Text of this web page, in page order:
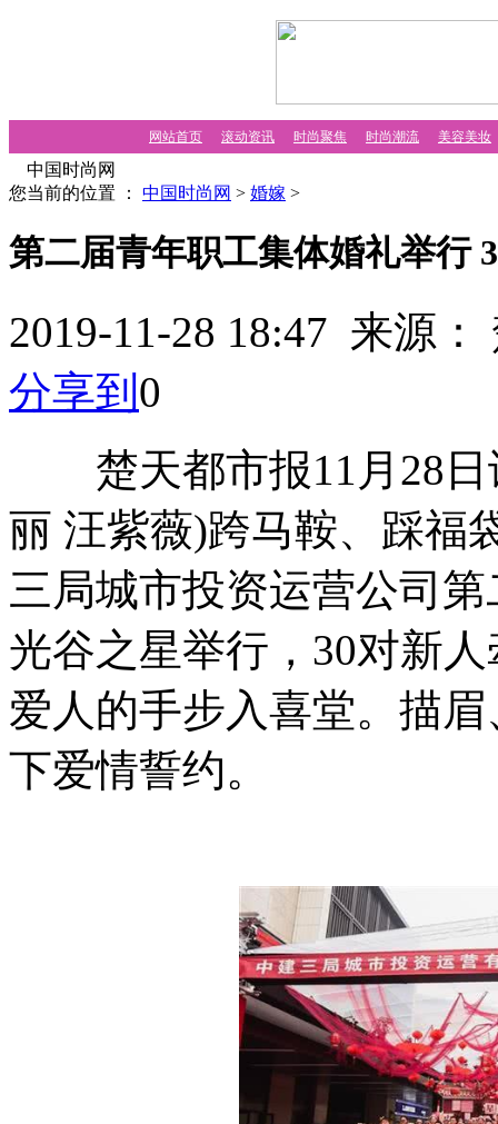
网站首页 滚动资讯 时尚聚焦 时尚潮流 美容美妆
中国时尚网
您当前的位置 ： 中国时尚网 > 婚嫁 >
第二届青年职工集体婚礼举行
2019-11-28 18:47 来源
分享到 0
楚天都市报11月28日
丽 汪紫薇)跨马鞍、踩
三局城市投资运营公司
光谷之星举行，30对新
爱人的手步入喜堂。描
下爱情誓约。